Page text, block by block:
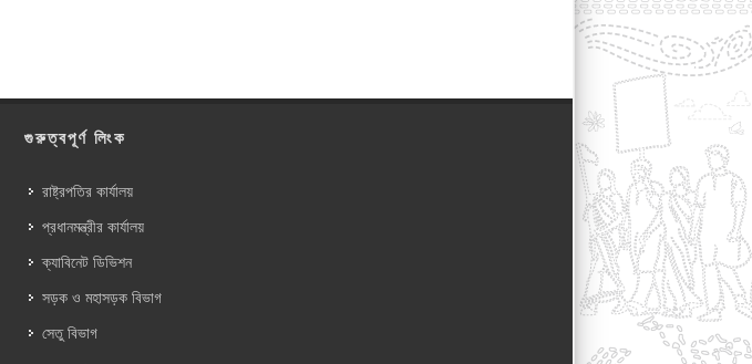
গুরুত্বপূর্ণ লিংক
রাষ্ট্রপতির কার্যালয়
প্রধানমন্ত্রীর কার্যালয়
ক্যাবিনেট ডিভিশন
সড়ক ও মহাসড়ক বিভাগ
সেতু বিভাগ